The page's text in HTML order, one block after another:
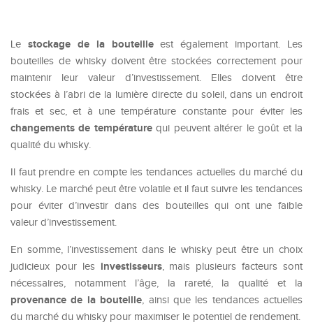
Le stockage de la bouteilleest également important. Les
bouteilles de whisky doivent être stockées correctement pour
maintenir leur valeur d’investissement. Elles doivent être
stockées à l’abri de la lumière directe du soleil, dans un endroit
frais et sec, et à une température constante pour éviter les
changements de températurequi peuvent altérer le goût et la
qualité du whisky.
Il faut prendre en compte les tendances actuelles du marché du
whisky. Le marché peut être volatile et il faut suivre les tendances
pour éviter d’investir dans des bouteilles qui ont une faible
valeur d’investissement.
En somme, l’investissement dans le whisky peut être un choix
judicieux pour les investisseurs, mais plusieurs facteurs sont
nécessaires, notamment l’âge, la rareté, la qualité et la
provenance de la bouteille, ainsi que les tendances actuelles
du marché du whisky pour maximiser le potentiel de rendement.